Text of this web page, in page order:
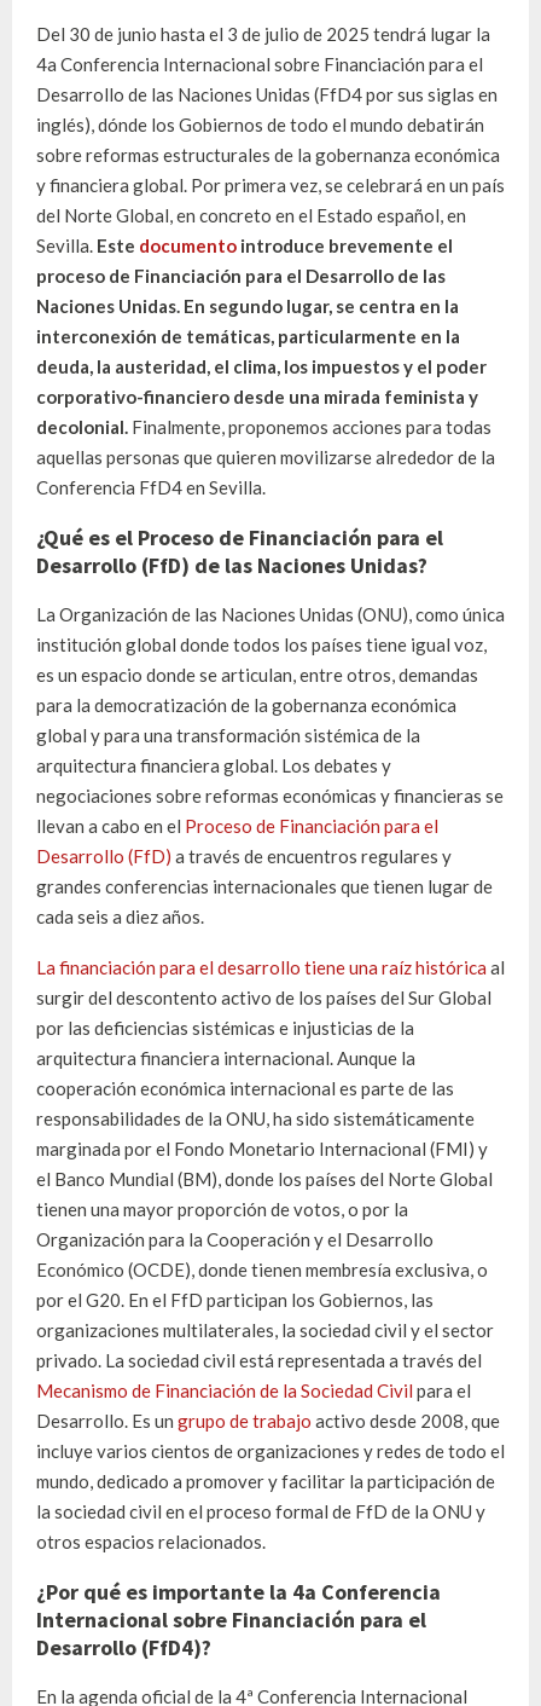
Del 30 de junio hasta el 3 de julio de 2025 tendrá lugar la
4a Conferencia Internacional sobre Financiación para el
Desarrollo de las Naciones Unidas (FfD4 por sus siglas en
inglés), dónde los Gobiernos de todo el mundo debatirán
sobre reformas estructurales de la gobernanza económica
y financiera global. Por primera vez, se celebrará en un país
del Norte Global, en concreto en el Estado español, en
Sevilla. Este documento introduce brevemente el
proceso de Financiación para el Desarrollo de las
Naciones Unidas. En segundo lugar, se centra en la
interconexión de temáticas, particularmente en la
deuda, la austeridad, el clima, los impuestos y el poder
corporativo-financiero desde una mirada feminista y
decolonial. Finalmente, proponemos acciones para todas
aquellas personas que quieren movilizarse alrededor de la
Conferencia FfD4 en Sevilla.
¿Qué es el Proceso de Financiación para el
Desarrollo (FfD) de las Naciones Unidas?
La Organización de las Naciones Unidas (ONU), como única
institución global donde todos los países tiene igual voz,
es un espacio donde se articulan, entre otros, demandas
para la democratización de la gobernanza económica
global y para una transformación sistémica de la
arquitectura financiera global. Los debates y
negociaciones sobre reformas económicas y financieras se
llevan a cabo en el Proceso de Financiación para el
Desarrollo (FfD) a través de encuentros regulares y
grandes conferencias internacionales que tienen lugar de
cada seis a diez años.
La financiación para el desarrollo tiene una raíz histórica al
surgir del descontento activo de los países del Sur Global
por las deficiencias sistémicas e injusticias de la
arquitectura financiera internacional. Aunque la
cooperación económica internacional es parte de las
responsabilidades de la ONU, ha sido sistemáticamente
marginada por el Fondo Monetario Internacional (FMI) y
el Banco Mundial (BM), donde los países del Norte Global
tienen una mayor proporción de votos, o por la
Organización para la Cooperación y el Desarrollo
Económico (OCDE), donde tienen membresía exclusiva, o
por el G20. En el FfD participan los Gobiernos, las
organizaciones multilaterales, la sociedad civil y el sector
privado. La sociedad civil está representada a través del
Mecanismo de Financiación de la Sociedad Civil para el
Desarrollo. Es un grupo de trabajo activo desde 2008, que
incluye varios cientos de organizaciones y redes de todo el
mundo, dedicado a promover y facilitar la participación de
la sociedad civil en el proceso formal de FfD de la ONU y
otros espacios relacionados.
¿Por qué es importante la 4a Conferencia
Internacional sobre Financiación para el
Desarrollo (FfD4)?
En la agenda oficial de la 4ª Conferencia Internacional